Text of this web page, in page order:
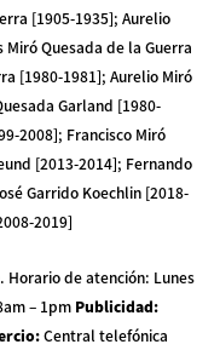
[1905-1935]; Aurelio
Quesada de la Guerra
[1980-1981]; Aurelio Miró
Garland [1980-
2008]; Francisco Miró
[2013-2014]; Fernando
Garrido Koechlin [2018-
2019]
. Horario de atención: Lunes
– 1pm Publicidad:
:Central telefónica